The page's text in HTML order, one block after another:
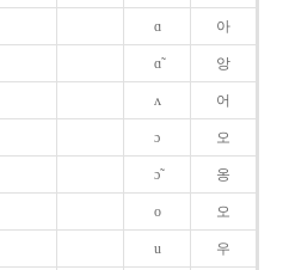
ɑ 아
ɑ̃ 앙
ʌ 어
ɔ 오
ɔ̃ 옹
o 오
u 우